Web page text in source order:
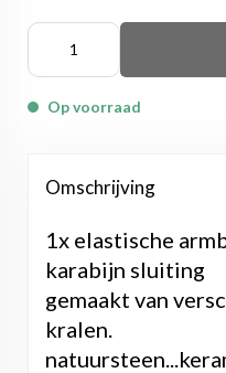
Op voorraad
Omschrijving
1x elastische
karabijn sluiting
gemaakt van
kralen.